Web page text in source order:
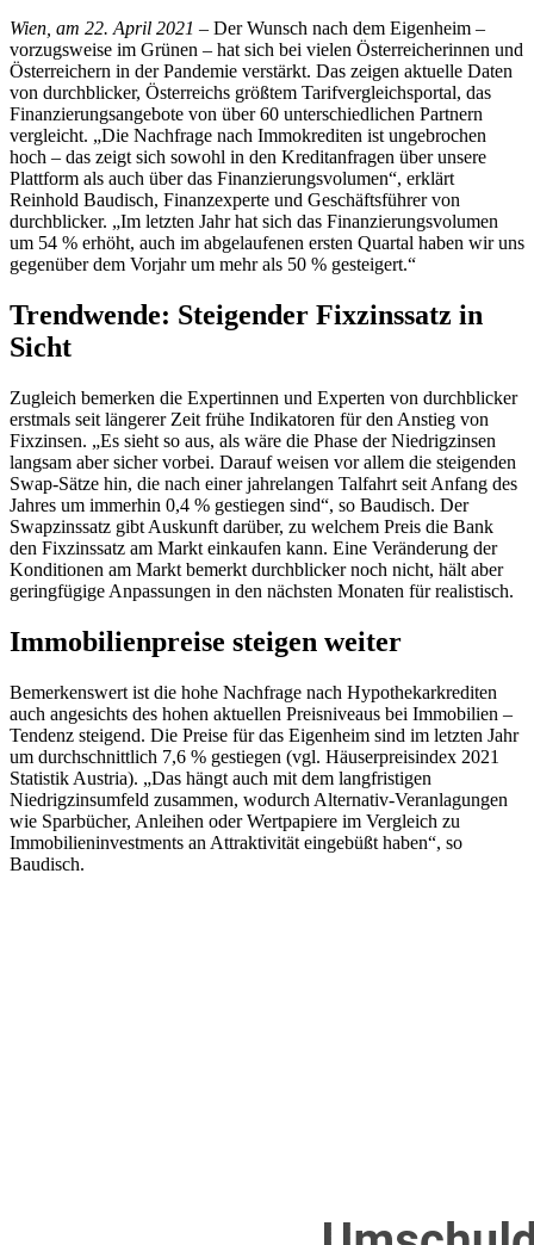
Wien, am 22. April 2021 – Der Wunsch nach dem Eigenheim –
vorzugsweise im Grünen – hat sich bei vielen Österreicherinnen und
Österreichern in der Pandemie verstärkt. Das zeigen aktuelle Daten
von durchblicker, Österreichs größtem Tarifvergleichsportal, das
Finanzierungsangebote von über 60 unterschiedlichen Partnern
vergleicht. „Die Nachfrage nach Immokrediten ist ungebrochen
hoch – das zeigt sich sowohl in den Kreditanfragen über unsere
Plattform als auch über das Finanzierungsvolumen“, erklärt
Reinhold Baudisch, Finanzexperte und Geschäftsführer von
durchblicker. „Im letzten Jahr hat sich das Finanzierungsvolumen
um 54 % erhöht, auch im abgelaufenen ersten Quartal haben wir uns
gegenüber dem Vorjahr um mehr als 50 % gesteigert.“
Trendwende: Steigender Fixzinssatz in
Sicht
Zugleich bemerken die Expertinnen und Experten von durchblicker
erstmals seit längerer Zeit frühe Indikatoren für den Anstieg von
Fixzinsen. „Es sieht so aus, als wäre die Phase der Niedrigzinsen
langsam aber sicher vorbei. Darauf weisen vor allem die steigenden
Swap-Sätze hin, die nach einer jahrelangen Talfahrt seit Anfang des
Jahres um immerhin 0,4 % gestiegen sind“, so Baudisch. Der
Swapzinssatz gibt Auskunft darüber, zu welchem Preis die Bank
den Fixzinssatz am Markt einkaufen kann. Eine Veränderung der
Konditionen am Markt bemerkt durchblicker noch nicht, hält aber
geringfügige Anpassungen in den nächsten Monaten für realistisch.
Immobilienpreise steigen weiter
Bemerkenswert ist die hohe Nachfrage nach Hypothekarkrediten
auch angesichts des hohen aktuellen Preisniveaus bei Immobilien –
Tendenz steigend. Die Preise für das Eigenheim sind im letzten Jahr
um durchschnittlich 7,6 % gestiegen (vgl. Häuserpreisindex 2021
Statistik Austria). „Das hängt auch mit dem langfristigen
Niedrigzinsumfeld zusammen, wodurch Alternativ-Veranlagungen
wie Sparbücher, Anleihen oder Wertpapiere im Vergleich zu
Immobilieninvestments an Attraktivität eingebüßt haben“, so
Baudisch.